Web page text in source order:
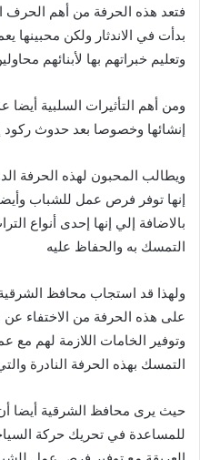
فتعد هذه الحرفة من أهم الحرف
بدأت في الاندثار ولكن محبينها
وتعليم خبراتهم بها لأبنائهم
ومن أهم التأثيرات السلبية
إنشائها وخصوصا بعد حدوث ركود
ويطالب المحبون لهذه الحرفة
إنها توفر فرص عمل للشباب
بالاضافة إلي إنها إحدى أنواع
التمسك به والحفاظ عليه
ولهذا قد استجاب محافظ
على هذه الحرفة من الاختفاء
وتوفير الخامات اللازمة لهم مع
التمسك بهذه الحرفة النادرة
حيث يرى محافظ الشرقية أيضا
للمساعدة في تحريك حركة